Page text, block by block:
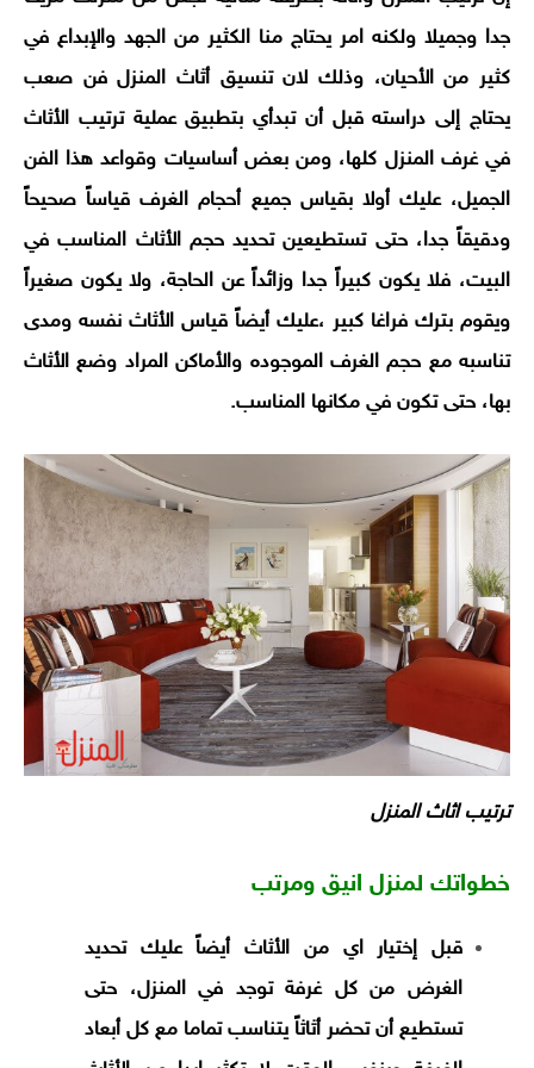
جدا وجميلا ولكنه امر يحتاج منا الكثير من الجهد والإبداع في
كثير من الأحيان، وذلك لان تنسيق أثاث المنزل فن صعب
يحتاج إلى دراسته قبل أن تبدأي بتطبيق عملية ترتيب الأثاث
في غرف المنزل كلها، ومن بعض أساسيات وقواعد هذا الفن
الجميل، عليك أولا بقياس جميع أحجام الغرف قياساً صحيحاً
ودقيقاً جدا، حتى تستطيعين تحديد حجم الأثاث المناسب في
البيت، فلا يكون كبيراً جدا وزائداً عن الحاجة، ولا يكون صغيراً
ويقوم بترك فراغا كبير ،عليك أيضاً قياس الأثاث نفسه ومدى
تناسبه مع حجم الغرف الموجوده والأماكن المراد وضع الأثاث
بها، حتى تكون في مكانها المناسب.
ترتيب اثاث المنزل
خطواتك لمنزل انيق ومرتب
قبل إختيار اي من الأثاث أيضاً عليك تحديد
الغرض من كل غرفة توجد في المنزل، حتى
تستطيع أن تحضر أثاثاً يتناسب تماما مع كل أبعاد